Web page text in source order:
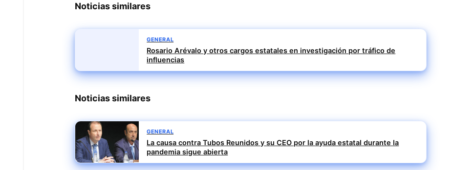
Noticias similares
GENERAL
Rosario Arévalo y otros cargos estatales en investigación por tráfico de
influencias
Noticias similares
GENERAL
La causa contra Tubos Reunidos y su CEO por la ayuda estatal durante la
pandemia sigue abierta